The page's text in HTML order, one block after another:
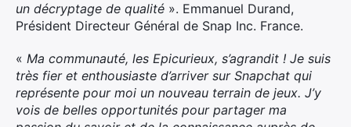
un décryptage de qualité ». Emmanuel Durand,
Président Directeur Général de Snap Inc. France.
« Ma communauté, les Epicurieux, s’agrandit ! Je suis
très fier et enthousiaste d’arriver sur Snapchat qui
représente pour moi un nouveau terrain de jeux. J’y
vois de belles opportunités pour partager ma